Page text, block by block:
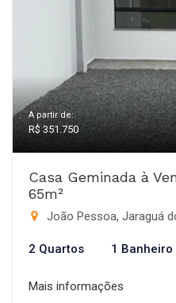
A partir de:
R$ 351.750
Casa Geminada à
65m²
João Pessoa, Jaraguá
2 Quartos 1 Banheiro
Mais informações